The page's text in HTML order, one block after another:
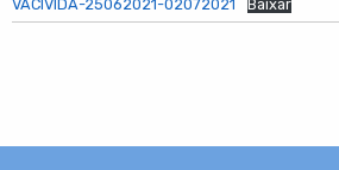
VACIVIDA-25062021-02072021 Baixar